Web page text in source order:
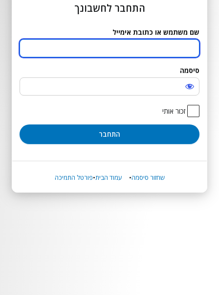
התחבר
התחבר לחשבונך
שם משתמש או כתובת אימייל
סיסמה
זכור אותי
שחזור סיסמה עמוד הבית פורטל התמיכה